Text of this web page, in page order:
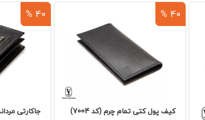
40 %
جاکارتی مردانه چرم (کد 107006)
40 %
جاکارتی